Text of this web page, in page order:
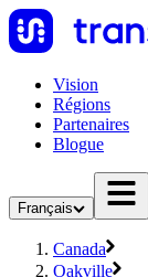
Vision
Régions
Partenaires
Blogue
Français
Canada
Oakville